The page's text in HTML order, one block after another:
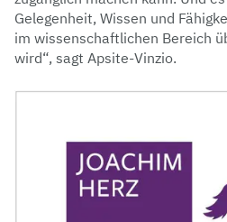
Gelegenheit, Wissen und
im wissenschaftlichen Bereich
wird“, sagt Apsite-Vinzio.